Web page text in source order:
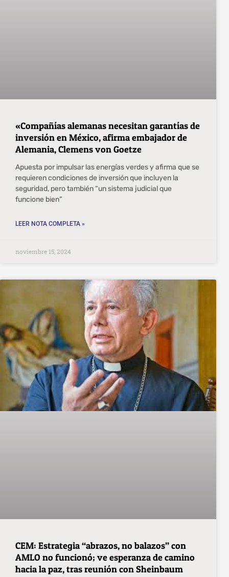
«Compañías alemanas necesitan garantías de
inversión en México, afirma embajador de
Alemania, Clemens von Goetze
Apuesta por impulsar las energías verdes y afirma que se
requieren condiciones de inversión que incluyen la
seguridad, pero también “un sistema judicial que
funcione bien”
LEER NOTA COMPLETA »
noviembre 15, 2024
CEM: Estrategia “abrazos, no balazos” con
AMLO no funcionó; ve esperanza de camino
hacia la paz, tras reunión con Sheinbaum